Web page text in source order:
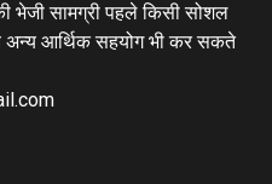
भेजी सामग्री पहले किसी सोशल
अन्य आर्थिक सहयोग भी कर सकते